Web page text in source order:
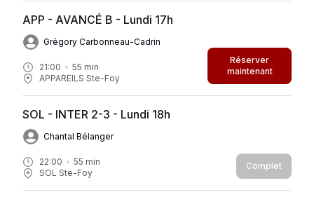
21:00 55 min
APPAREILS Ste-Foy
APP - AVANCÉ B - Lundi 17h
Grégory Carbonneau-Cadrin
Réserver
maintenant
22:00 55 min
SOL Ste-Foy
SOL - INTER 2-3 - Lundi 18h
Chantal Bélanger
Complet